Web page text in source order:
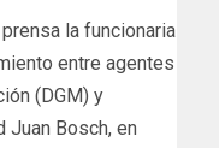
la funcionaria
entre agentes
(DGM) y
Juan Bosch, en